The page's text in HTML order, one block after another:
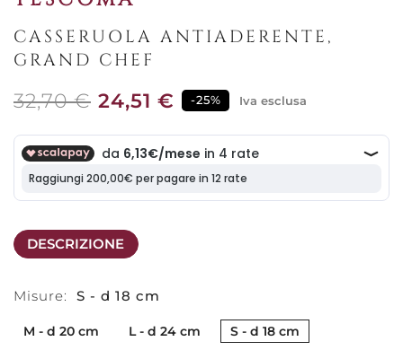
CASSERUOLA ANTIADERENTE,
GRAND CHEF
32,70 € 24,51 € -25% Iva esclusa
DESCRIZIONE
Misure: S - d 18 cm
M - d 20 cm L - d 24 cm S - d 18 cm